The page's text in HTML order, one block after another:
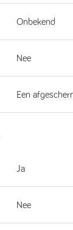
Onbekend
Nee
Een
Ja
Nee